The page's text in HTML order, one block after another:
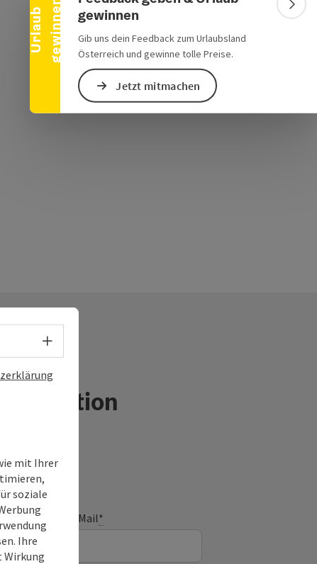
U
r
l
a
u
b
g
e
w
i
n
n
e n
gewinnen
Gib uns dein Feedback zum Urlaubsland
Österreich und gewinne tolle Preise.
Jetzt mitmachen
E-Mail*
Sprachwahl - Menü öffnen
mit Ihrer
soziale
Ihre
Wirkung